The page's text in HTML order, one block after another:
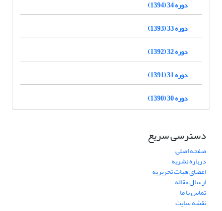
دوره 34 (1394)
دوره 33 (1393)
دوره 32 (1392)
دوره 31 (1391)
دوره 30 (1390)
دسترسی سریع
صفحه اصلی
درباره نشریه
اعضای هیات تحریریه
ارسال مقاله
تماس با ما
نقشه سایت